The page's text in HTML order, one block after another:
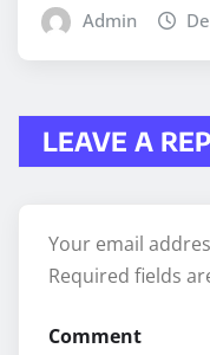
Admin
LEAVE A
Your email
Required fields
Comment